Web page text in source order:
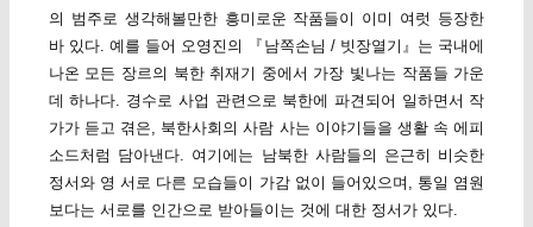
의 범주로 생각해볼만한 흥미로운 작품들이 이미 여럿 등장한
바 있다. 예를 들어 오영진의 『남쪽손님 / 빗장열기』는 국내에
나온 모든 장르의 북한 취재기 중에서 가장 빛나는 작품들 가운
데 하나다. 경수로 사업 관련으로 북한에 파견되어 일하면서 작
가가 듣고 겪은, 북한사회의 사람 사는 이야기들을 생활 속 에피
소드처럼 담아낸다. 여기에는 남북한 사람들의 은근히 비슷한
정서와 영 서로 다른 모습들이 가감 없이 들어있으며, 통일 염원
보다는 서로를 인간으로 받아들이는 것에 대한 정서가 있다.